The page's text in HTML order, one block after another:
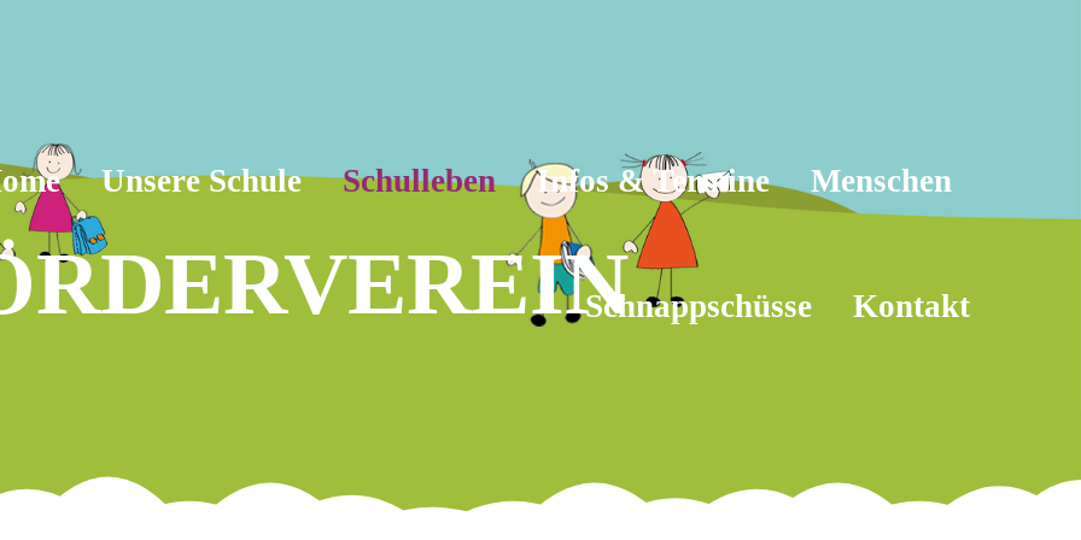
Unsere Schule Schulleben Infos & Termine Menschen
Schnappschüsse Kontakt